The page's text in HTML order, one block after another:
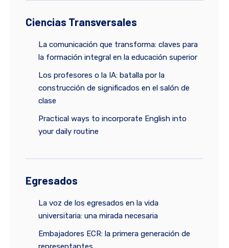
Ciencias Transversales
La comunicación que transforma: claves para
la formación integral en la educación superior
Los profesores o la IA: batalla por la
construcción de significados en el salón de
clase
Practical ways to incorporate English into
your daily routine
Egresados
La voz de los egresados en la vida
universitaria: una mirada necesaria
Embajadores ECR: la primera generación de